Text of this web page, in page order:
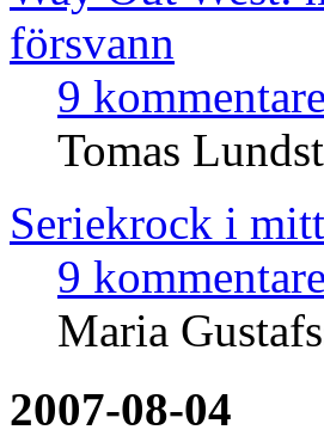
försvann
9
Tomas
Seriekrock i
9
Maria
2007-08-04